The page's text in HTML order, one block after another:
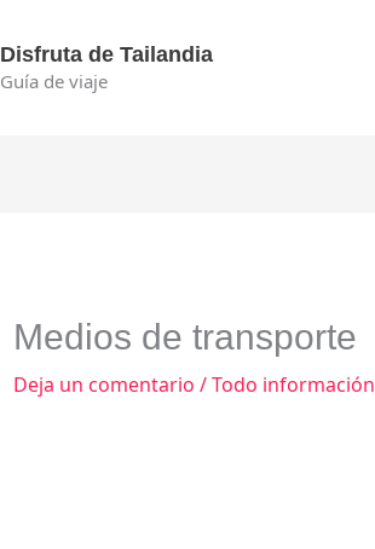
Disfruta de Tailandia
Guía de viaje
Medios de transporte
Deja un comentario /Todo información